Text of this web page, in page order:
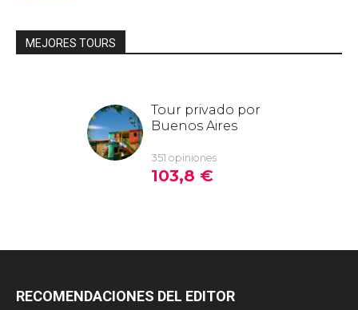
MEJORES TOURS
RECOMENDACIONES DEL EDITOR